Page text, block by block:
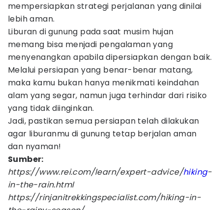
mempersiapkan strategi perjalanan yang dinilai
lebih aman.
Liburan di gunung pada saat musim hujan
memang bisa menjadi pengalaman yang
menyenangkan apabila dipersiapkan dengan baik.
Melalui persiapan yang benar-benar matang,
maka kamu bukan hanya menikmati keindahan
alam yang segar, namun juga terhindar dari risiko
yang tidak diinginkan.
Jadi, pastikan semua persiapan telah dilakukan
agar liburanmu di gunung tetap berjalan aman
dan nyaman!
Sumber:
https://www.rei.com/learn/expert-advice/hiking-
in-the-rain.html
https://rinjanitrekkingspecialist.com/hiking-in-